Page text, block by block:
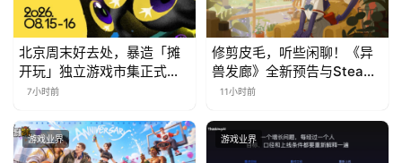
7
月
0
北京周末好去处，暴造「摊
开玩」独立游戏市集正式开
票！
7小时前
修剪皮毛，听些闲聊！《异
兽发廊》全新预告与Steam
免费试玩公开
11小时前
游戏业界 游戏业界